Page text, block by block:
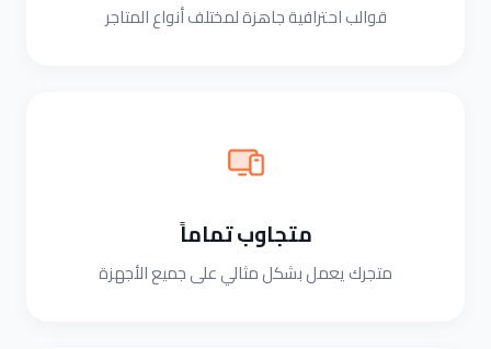
قوالب احترافية جاهزة لمختلف أنواع المتاجر
متجاوب تماماً
متجرك يعمل بشكل مثالي على جميع الأجهزة